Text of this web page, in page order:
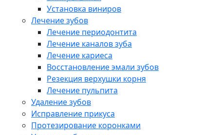
Установка виниров
Лечение зубов
Лечение периодонтита
Лечение каналов зуба
Лечение кариеса
Восстановление эмали зубов
Резекция верхушки корня
Лечение пульпита
Удаление зубов
Исправление прикуса
Протезирование коронками